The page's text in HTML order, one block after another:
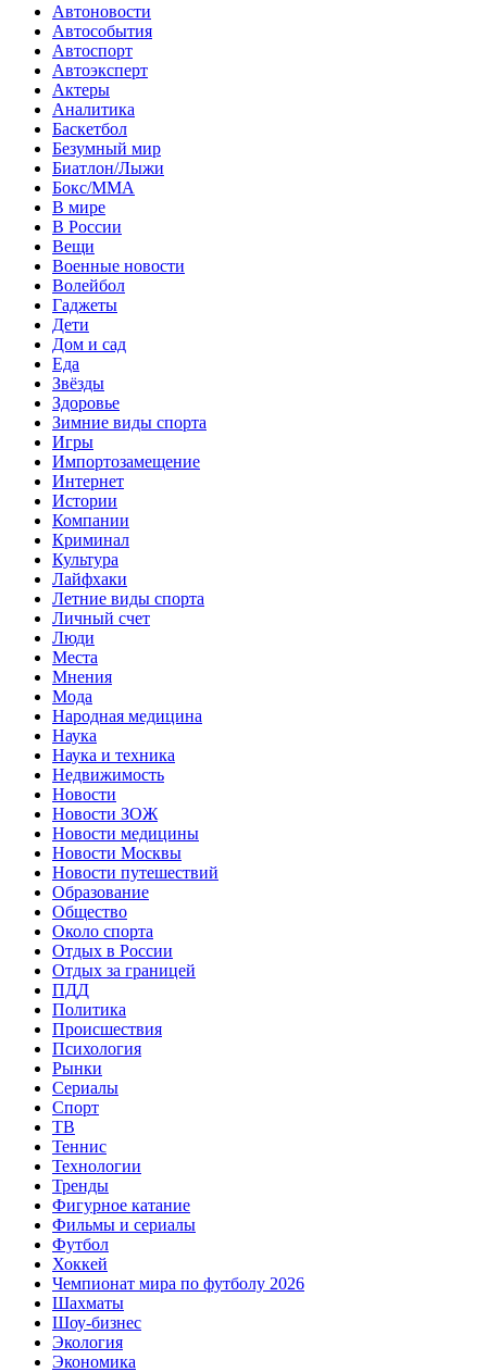
Автоновости
Автособытия
Автоспорт
Автоэксперт
Актеры
Аналитика
Баскетбол
Безумный мир
Биатлон/Лыжи
Бокс/MMA
В мире
В России
Вещи
Военные новости
Волейбол
Гаджеты
Дети
Дом и сад
Еда
Звёзды
Здоровье
Зимние виды спорта
Игры
Импортозамещение
Интернет
Истории
Компании
Криминал
Культура
Лайфхаки
Летние виды спорта
Личный счет
Люди
Места
Мнения
Мода
Народная медицина
Наука
Наука и техника
Недвижимость
Новости
Новости ЗОЖ
Новости медицины
Новости Москвы
Новости путешествий
Образование
Общество
Около спорта
Отдых в России
Отдых за границей
ПДД
Политика
Происшествия
Психология
Рынки
Сериалы
Спорт
ТВ
Теннис
Технологии
Тренды
Фигурное катание
Фильмы и сериалы
Футбол
Хоккей
Чемпионат мира по футболу 2026
Шахматы
Шоу-бизнес
Экология
Экономика